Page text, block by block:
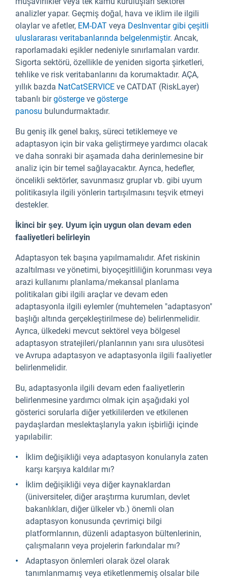
analizler yapar. Geçmiş doğal, hava ve iklim ile ilgili
olaylar ve afetler, EM-DAT veya DesInventar gibi çeşitli
uluslararası veritabanlarında belgelenmiştir. Ancak,
raporlamadaki eşikler nedeniyle sınırlamaları vardır.
Sigorta sektörü, özellikle de yeniden sigorta şirketleri,
tehlike ve risk veritabanlarını da korumaktadır. AÇA,
yıllık bazda NatCatSERVICE ve CATDAT (RiskLayer)
tabanlı birgösterge ve gösterge
panosu bulundurmaktadır.
Bu geniş ilk genel bakış, süreci tetiklemeye ve
adaptasyon için bir vaka geliştirmeye yardımcı olacak
ve daha sonraki bir aşamada daha derinlemesine bir
analiz için bir temel sağlayacaktır. Ayrıca, hedefler,
öncelikli sektörler, savunmasız gruplar vb. gibi uyum
politikasıyla ilgili yönlerin tartışılmasını teşvik etmeyi
destekler.
İkinci bir şey. Uyum için uygun olan devam eden
faaliyetleri belirleyin
Adaptasyon tek başına yapılmamalıdır. Afet riskinin
azaltılması ve yönetimi, biyoçeşitliliğin korunması veya
arazi kullanımı planlama/mekansal planlama
politikaları gibi ilgili araçlar ve devam eden
adaptasyonla ilgili eylemler (muhtemelen "adaptasyon"
başlığı altında gerçekleştirilmese de) belirlenmelidir.
Ayrıca, ülkedeki mevcut sektörel veya bölgesel
adaptasyon stratejileri/planlarının yanı sıra ulusötesi
ve Avrupa adaptasyon ve adaptasyonla ilgili faaliyetler
belirlenmelidir.
Bu, adaptasyonla ilgili devam eden faaliyetlerin
belirlenmesine yardımcı olmak için aşağıdaki yol
gösterici sorularla diğer yetkililerden ve etkilenen
paydaşlardan meslektaşlarıyla yakın işbirliği içinde
yapılabilir:
İklim değişikliği veya adaptasyon konularıyla zaten
karşı karşıya kaldılar mı?
İklim değişikliği veya diğer kaynaklardan
(üniversiteler, diğer araştırma kurumları, devlet
bakanlıkları, diğer ülkeler vb.) önemli olan
adaptasyon konusunda çevrimiçi bilgi
platformlarının, düzenli adaptasyon bültenlerinin,
çalışmaların veya projelerin farkındalar mı?
Adaptasyon önlemleri olarak özel olarak
tanımlanmamış veya etiketlenmemiş olsalar bile